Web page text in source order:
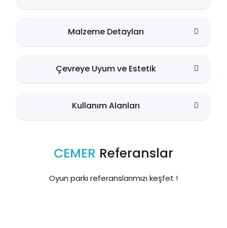
Malzeme Detayları
Çevreye Uyum ve Estetik
Kullanım Alanları
CEMER Referanslar
Oyun parkı referanslarımızı keşfet !